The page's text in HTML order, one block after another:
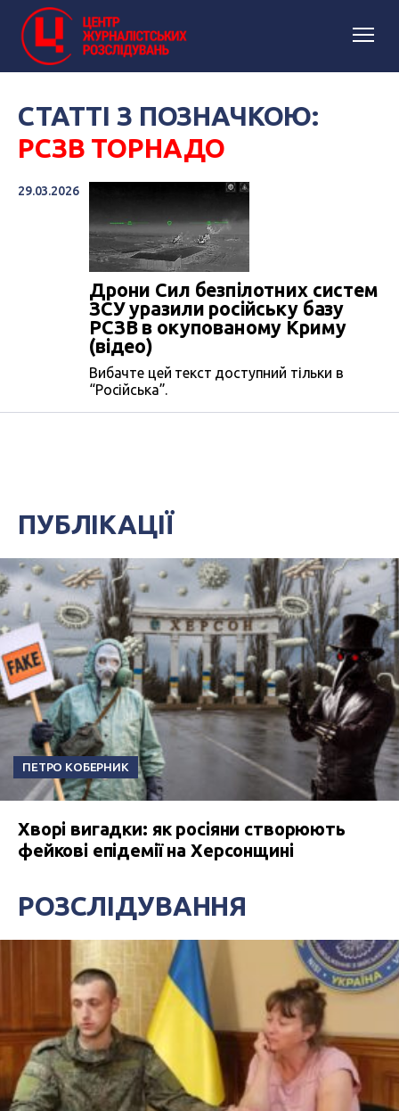
СТАТТІ З ПОЗНАЧКОЮ:
РСЗВ ТОРНАДО
29.03.2026
Дрони Сил безпілотних систем
ЗСУ уразили російську базу
РСЗВ в окупованому Криму
(відео)
Вибачте цей текст доступний тільки в
“Російська”.
ПУБЛІКАЦІЇ
ПЕТРО КОБЕРНИК
Хворі вигадки: як росіяни створюють
фейкові епідемії на Херсонщині
РОЗСЛІДУВАННЯ